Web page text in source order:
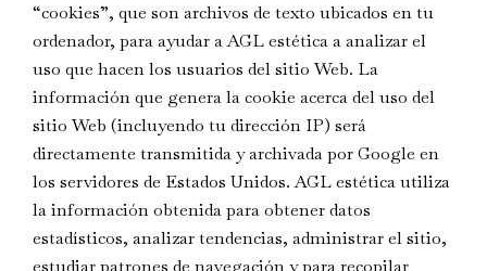
“cookies”, que son archivos de texto ubicados en tu
ordenador, para ayudar a AGL estética a analizar el
uso que hacen los usuarios del sitio Web. La
información que genera la cookie acerca del uso del
sitio Web (incluyendo tu dirección IP) será
directamente transmitida y archivada por Google en
los servidores de Estados Unidos. AGL estética utiliza
la información obtenida para obtener datos
estadísticos, analizar tendencias, administrar el sitio,